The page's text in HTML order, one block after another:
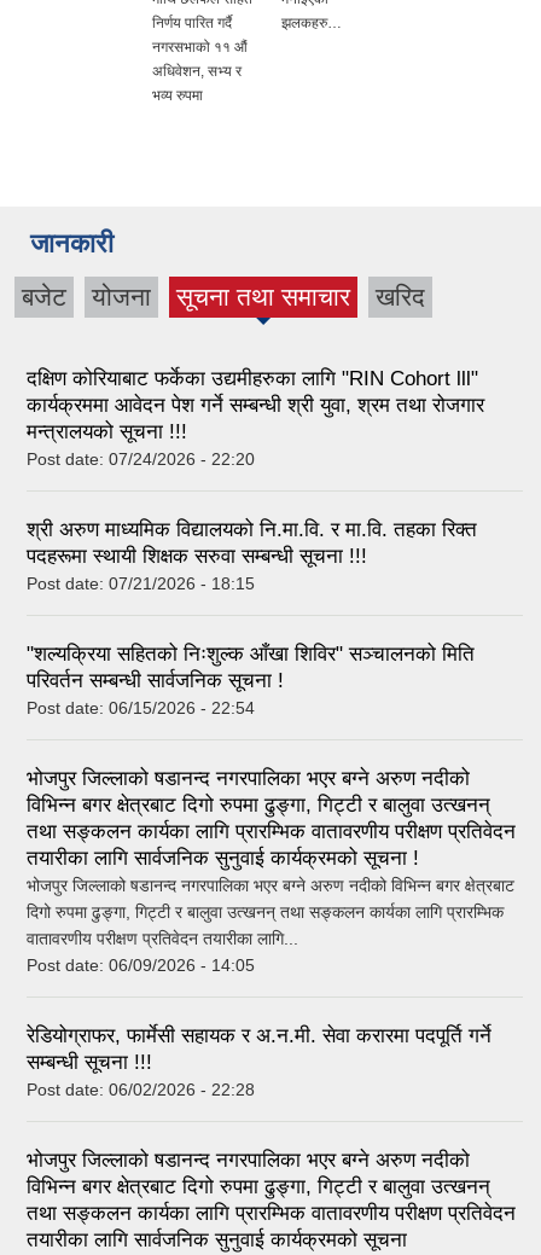
निर्णय पारित गर्दै
नगरसभाको ११ औं
अधिवेशन, सभ्य र
भव्य रुपमा
झलकहरु…
जानकारी
बजेट योजना सूचना तथा समाचार
(active tab) खरिद
दक्षिण कोरियाबाट फर्केका उद्यमीहरुका लागि "RIN Cohort lll"
कार्यक्रममा आवेदन पेश गर्ने सम्बन्धी श्री युवा, श्रम तथा रोजगार
मन्त्रालयको सूचना !!!
Post date: 07/24/2026 - 22:20
श्री अरुण माध्यमिक विद्यालयको नि.मा.वि. र मा.वि. तहका रिक्त
पदहरूमा स्थायी शिक्षक सरुवा सम्बन्धी सूचना !!!
Post date: 07/21/2026 - 18:15
"शल्यक्रिया सहितको निःशुल्क आँखा शिविर" सञ्चालनको मिति
परिवर्तन सम्बन्धी सार्वजनिक सूचना !
Post date: 06/15/2026 - 22:54
भोजपुर जिल्लाको षडानन्द नगरपालिका भएर बग्ने अरुण नदीको
विभिन्न बगर क्षेत्रबाट दिगो रुपमा ढुङ्गा, गिट्टी र बालुवा उत्खनन्
तथा सङ्कलन कार्यका लागि प्रारम्भिक वातावरणीय परीक्षण प्रतिवेदन
तयारीका लागि सार्वजनिक सुनुवाई कार्यक्रमको सूचना !
भोजपुर जिल्लाको षडानन्द नगरपालिका भएर बग्ने अरुण नदीको विभिन्न बगर क्षेत्रबाट
दिगो रुपमा ढुङ्गा, गिट्टी र बालुवा उत्खनन् तथा सङ्कलन कार्यका लागि प्रारम्भिक
वातावरणीय परीक्षण प्रतिवेदन तयारीका लागि...
Post date: 06/09/2026 - 14:05
रेडियोग्राफर, फार्मेसी सहायक र अ.न.मी. सेवा करारमा पदपूर्ति गर्ने
सम्बन्धी सूचना !!!
Post date: 06/02/2026 - 22:28
भोजपुर जिल्लाको षडानन्द नगरपालिका भएर बग्ने अरुण नदीको
विभिन्न बगर क्षेत्रबाट दिगो रुपमा ढुङ्गा, गिट्टी र बालुवा उत्खनन्
तथा सङ्कलन कार्यका लागि प्रारम्भिक वातावरणीय परीक्षण प्रतिवेदन
तयारीका लागि सार्वजनिक सुनुवाई कार्यक्रमको सूचना